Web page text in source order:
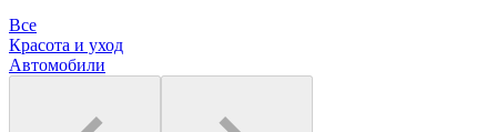
Все
Красота и уход
Автомобили